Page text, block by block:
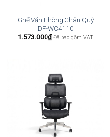
Ghế Văn Phòng Chân Quỳ
DF-WC4110
1.573.000₫ Đã bao gồm VAT